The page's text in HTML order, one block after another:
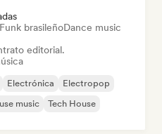
Funk brasileñoDance music
editorial.
Electrónica
Electropop
music Tech House